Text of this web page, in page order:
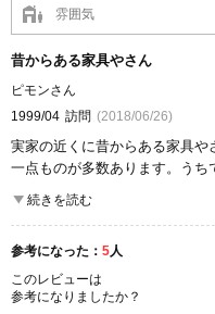
雰囲気
昔からある家具やさん
ピモンさん
1999/04 訪問 (2018/06/26)
実家の近くに昔からある家具
一点ものが多数あります。う
あたたかさを醸し出していま
建てました。
ここが良かった
品揃え
商品の質 コストパフォー
続きを読む
参考になった： 5人
このレビューは
参考になりましたか？